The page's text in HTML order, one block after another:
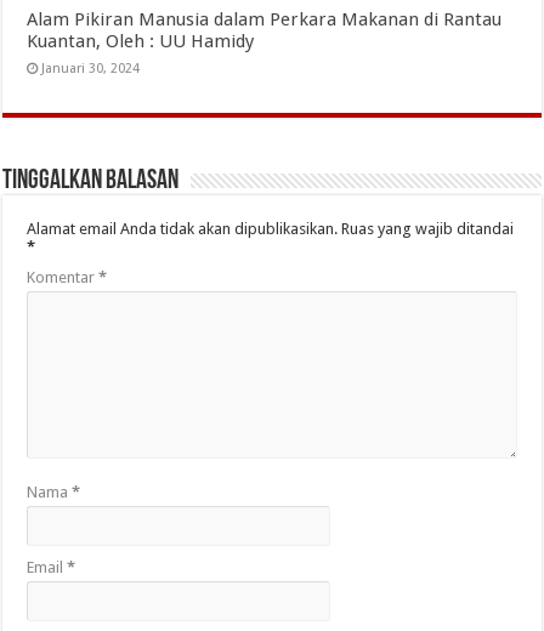
Alam Pikiran Manusia dalam Perkara Makanan di Rantau
Kuantan, Oleh : UU Hamidy
Januari 30, 2024
Tinggalkan Balasan
Alamat email Anda tidak akan dipublikasikan. Ruas yang wajib ditandai
*
Komentar*
Nama*
Email*